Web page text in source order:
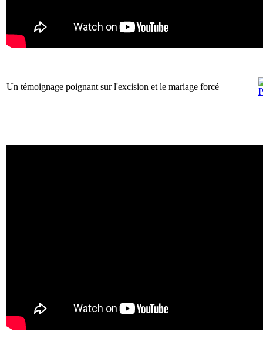
Un témoignage poignant sur l'excision et le mariage forcé